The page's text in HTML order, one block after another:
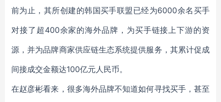
前为止，其所创建的韩国买手联盟已经为6000余名买手
对接了超400余家的海外品牌，为买手链接上下游的资
源，并为品牌商家供应链生态系统提供服务，其累计促成
间接成交金额达100亿元人民币。
在赵彦彬看来，很多海外品牌不知道如何寻找买手，甚至